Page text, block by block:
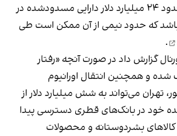
برآورد می‌شود ایران حدود ۲۴ میلیارد دلار دارایی مسدودشده در
که حدود نیمی از آن ممکن است طی
.
گزارش داد در صورت آنچه «رفتار
و همچنین انتقال اورانیوم
تهران می‌تواند به شش میلیارد دلار از
خود در بانک‌های قطری دسترسی پیدا
کالاهای بشردوستانه و محصولات